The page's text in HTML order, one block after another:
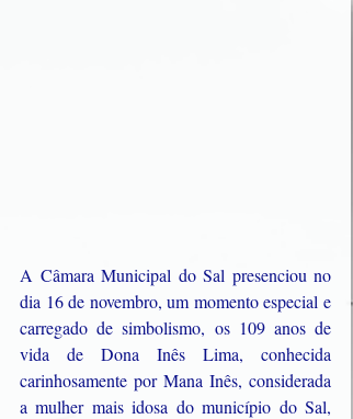
A Câmara Municipal do Sal presenciou no
dia 16 de novembro, um momento especial e
carregado de simbolismo, os 109 anos de
vida de Dona Inês Lima, conhecida
carinhosamente por Mana Inês, considerada
a mulher mais idosa do município do Sal,